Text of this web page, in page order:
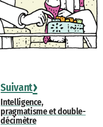
Suivant›
Intelligence,
pragmatisme et double-
décimètre